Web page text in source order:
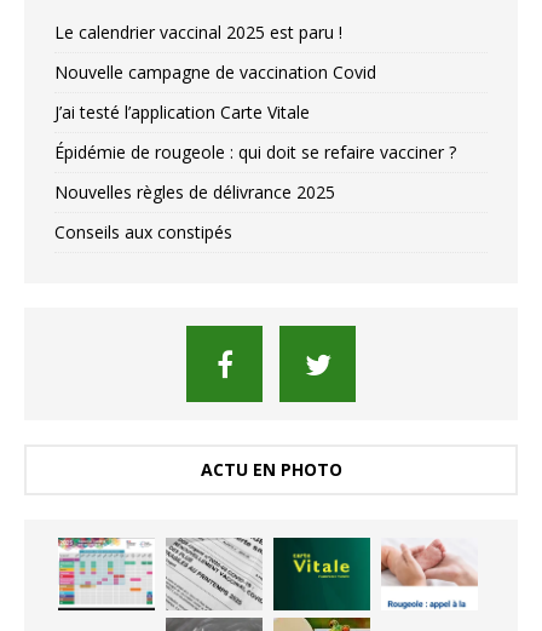
Le calendrier vaccinal 2025 est paru !
Nouvelle campagne de vaccination Covid
J’ai testé l’application Carte Vitale
Épidémie de rougeole : qui doit se refaire vacciner ?
Nouvelles règles de délivrance 2025
Conseils aux constipés
ACTU EN PHOTO